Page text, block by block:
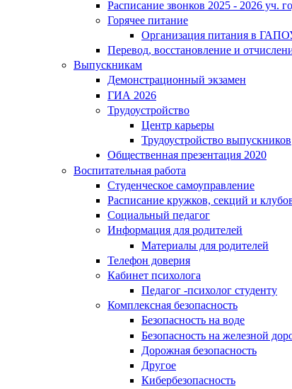
Расписание звонков 2025 - 2026 уч.
Горячее питание
Организация питания в
Перевод, восстановление и
Выпускникам
Демонстрационный экзамен
ГИА 2026
Трудоустройство
Центр карьеры
Трудоустройство выпускников
Общественная презентация 2020
Воспитательная работа
Студенческое самоуправление
Расписание кружков, секций и
Социальный педагог
Информация для родителей
Материалы для родителей
Телефон доверия
Кабинет психолога
Педагог -психолог студенту
Комплексная безопасность
Безопасность на воде
Безопасность на железной
Дорожная безопасность
Другое
Кибербезопасность